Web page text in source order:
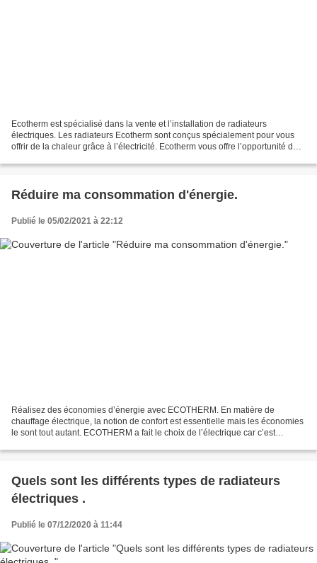
Ecotherm est spécialisé dans la vente et l’installation de radiateurs
électriques. Les radiateurs Ecotherm sont conçus spécialement pour vous
offrir de la chaleur grâce à l’électricité. Ecotherm vous offre l’opportunité de
Réduire ma consommation d'énergie.
Publié le 05/02/2021 à 22:12
Réalisez des économies d’énergie avec ECOTHERM. En matière de
chauffage électrique, la notion de confort est essentielle mais les économies
le sont tout autant. ECOTHERM a fait le choix de l’électrique car c’est
Quels sont les différents types de radiateurs
électriques .
Publié le 07/12/2020 à 11:44